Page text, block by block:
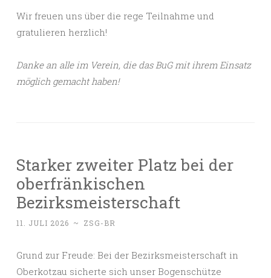
Wir freuen uns über die rege Teilnahme und
gratulieren herzlich!
Danke an alle im Verein, die das BuG mit ihrem Einsatz
möglich gemacht haben!
Starker zweiter Platz bei der
oberfränkischen
Bezirksmeisterschaft
11. JULI 2026 ~ ZSG-BR
Grund zur Freude: Bei der Bezirksmeisterschaft in
Oberkotzau sicherte sich unser Bogenschütze